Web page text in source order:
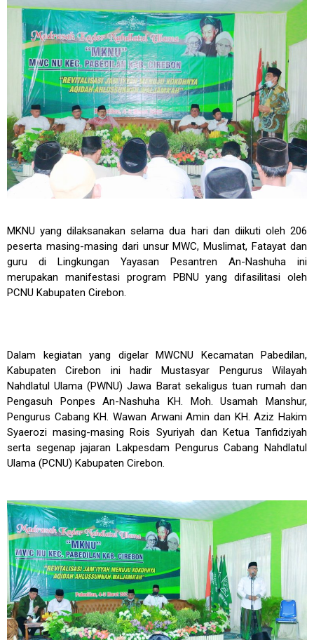
MKNU yang dilaksanakan selama dua hari dan diikuti oleh 206
peserta masing-masing dari unsur MWC, Muslimat, Fatayat dan
guru di Lingkungan Yayasan Pesantren An-Nashuha ini
merupakan manifestasi program PBNU yang difasilitasi oleh
PCNU Kabupaten Cirebon.
Dalam kegiatan yang digelar MWCNU Kecamatan Pabedilan,
Kabupaten Cirebon ini hadir Mustasyar Pengurus Wilayah
Nahdlatul Ulama (PWNU) Jawa Barat sekaligus tuan rumah dan
Pengasuh Ponpes An-Nashuha KH. Moh. Usamah Manshur,
Pengurus Cabang KH. Wawan Arwani Amin dan KH. Aziz Hakim
Syaerozi masing-masing Rois Syuriyah dan Ketua Tanfidziyah
serta segenap jajaran Lakpesdam Pengurus Cabang Nahdlatul
Ulama (PCNU) Kabupaten Cirebon.